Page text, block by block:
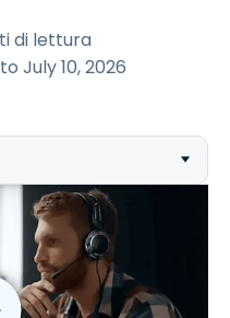
di lettura
July 10, 2026